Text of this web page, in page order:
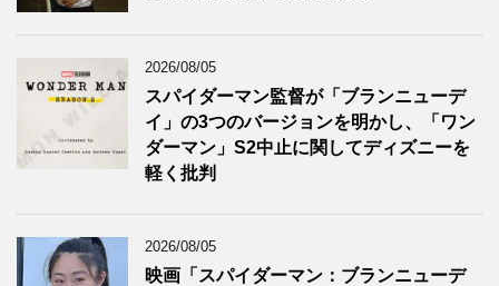
2026/08/05
スパイダーマン監督が「ブランニューデ
イ」の3つのバージョンを明かし、「ワン
ダーマン」S2中止に関してディズニーを
軽く批判
2026/08/05
映画「スパイダーマン：ブランニューデ